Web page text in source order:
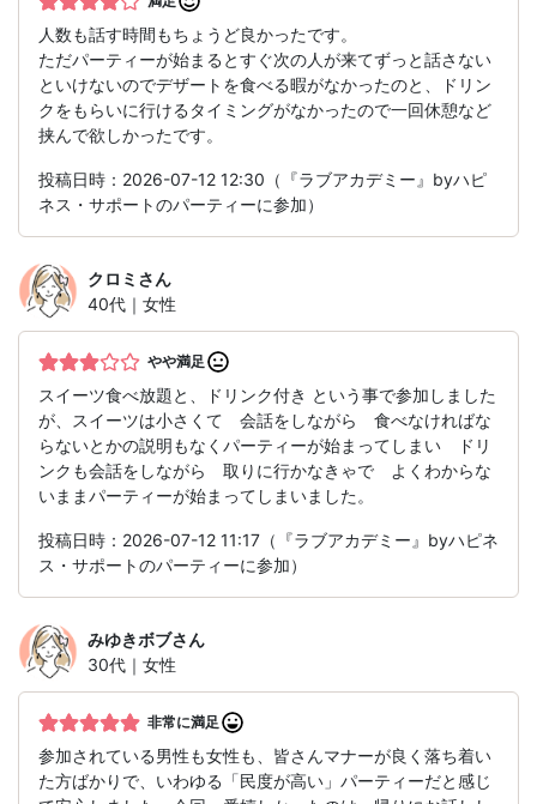
人数も話す時間もちょうど良かったです。
ただパーティーが始まるとすぐ次の人が来てずっと話さない
といけないのでデザートを食べる暇がなかったのと、ドリン
クをもらいに行けるタイミングがなかったので一回休憩など
挟んで欲しかったです。
投稿日時：2026-07-12 12:30（『ラブアカデミー』byハピ
ネス・サポートのパーティーに参加）
クロミ さん
40代｜女性
やや満足
スイーツ食べ放題と、ドリンク付き という事で参加しました
が、スイーツは小さくて 会話をしながら 食べなければな
らないとかの説明もなくパーティーが始まってしまい ドリ
ンクも会話をしながら 取りに行かなきゃで よくわからな
いままパーティーが始まってしまいました。
投稿日時：2026-07-12 11:17（『ラブアカデミー』byハピネ
ス・サポートのパーティーに参加）
みゆきボブさん
30代｜女性
非常に満足
参加されている男性も女性も、皆さんマナーが良く落ち着い
た方ばかりで、いわゆる「民度が高い」パーティーだと感じ